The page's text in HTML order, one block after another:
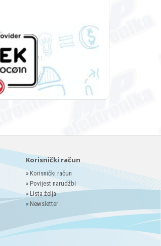
Korisnički račun
» Korisnički račun
» Povijest narudžbi
» Lista želja
» Newsletter